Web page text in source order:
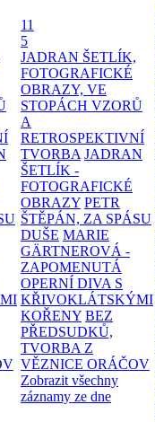
11
5
JADRAN ŠETLÍK,
FOTOGRAFICKÉ
OBRAZY, VE
STOPÁCH VZORŮ
A
RETROSPEKTIVNÍ
TVORBA JADRAN
ŠETLÍK -
FOTOGRAFICKÉ
OBRAZY PETR
ŠTĚPÁN, ZA SPÁSU
DUŠE MARIE
GÄRTNEROVÁ -
ZAPOMENUTÁ
OPERNÍ DIVA S
KŘIVOKLÁTSKÝMI
KOŘENY BEZ
PŘEDSUDKŮ,
TVORBA Z
VĚZNICE ORÁČOV
Zobrazit všechny
záznamy ze dne